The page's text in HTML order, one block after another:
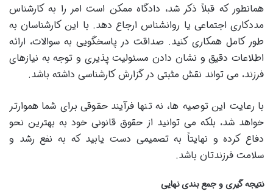
همانطور که قبلاً ذکر شد، دادگاه ممکن است امر را به کارشناس
مددکاری اجتماعی یا روانشناس ارجاع دهد. با این کارشناسان به
طور کامل همکاری کنید. صداقت در پاسخگویی به سوالات، ارائه
اطلاعات دقیق و نشان دادن مسئولیت پذیری و توجه به نیازهای
فرزند، می تواند نقش مثبتی در گزارش کارشناسی داشته باشد.
با رعایت این توصیه ها، نه تنها فرآیند حقوقی برای شما هموارتر
خواهد شد، بلکه می توانید از حقوق قانونی خود به بهترین نحو
دفاع کرده و نهایتاً به تصمیمی دست یابید که به نفع رشد و
سلامت فرزندتان باشد.
نتیجه گیری و جمع بندی نهایی